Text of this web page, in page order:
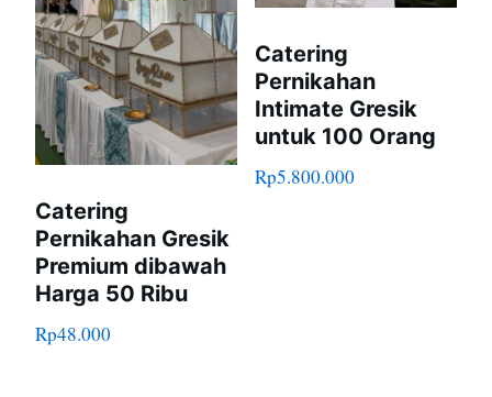
Catering
Pernikahan Gresik
Premium dibawah
Harga 50 Ribu
Rp48.000
Catering
Pernikahan
Intimate Gresik
untuk 100 Orang
Rp5.800.000